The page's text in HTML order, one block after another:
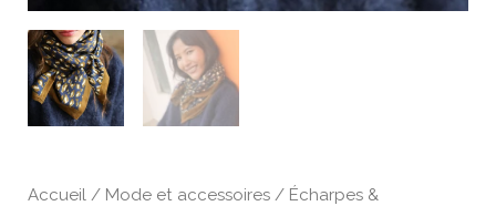
Accueil / Mode et accessoires / Écharpes &